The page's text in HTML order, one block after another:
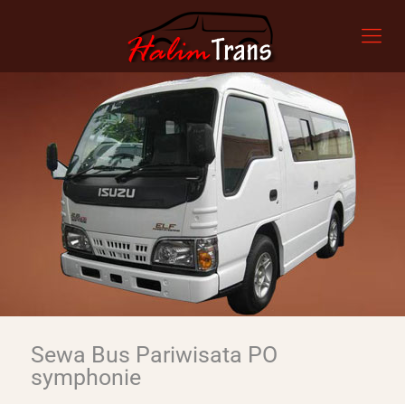
Sewa Bus Pariwisata PO
symphonie